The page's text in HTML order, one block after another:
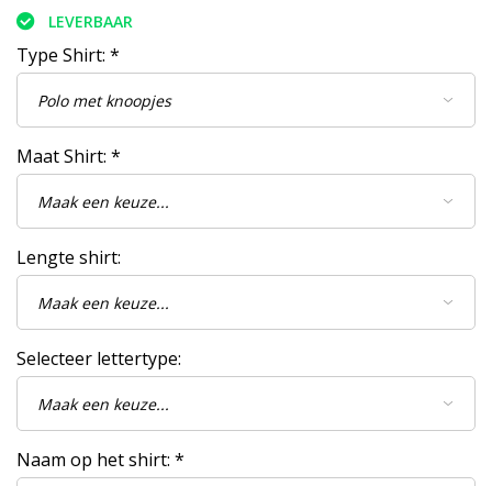
LEVERBAAR
Type Shirt: *
Maat Shirt: *
Lengte shirt:
Selecteer lettertype:
Naam op het shirt: *